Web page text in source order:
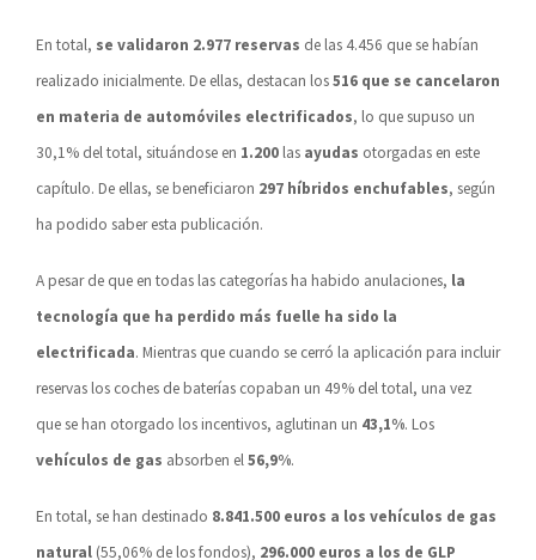
En total, se validaron 2.977 reservas de las 4.456 que se habían
realizado inicialmente. De ellas, destacan los516 que se cancelaron
en materia de automóviles electrificados, lo que supuso un
30,1% del total, situándose en 1.200las ayudas otorgadas en este
capítulo. De ellas, se beneficiaron 297 híbridos enchufables, según
ha podido saber esta publicación.
A pesar de que en todas las categorías ha habido anulaciones, la
tecnología que ha perdido más fuelle ha sido la
electrificada. Mientras que cuando se cerró la aplicación para incluir
reservas los coches de baterías copaban un 49% del total, una vez
que se han otorgado los incentivos, aglutinan un 43,1%. Los
vehículos de gas absorben el56,9%.
En total, se han destinado 8.841.500 euros a los vehículos de gas
natural (55,06% de los fondos), 296.000 euros a los de GLP